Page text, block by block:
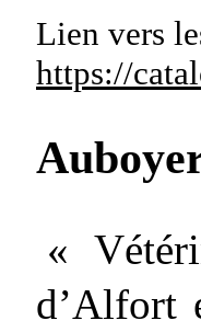
Lien vers
https://
«
d’Alfort